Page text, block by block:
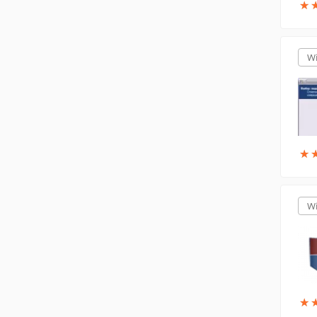
★
★
★
★
★
★